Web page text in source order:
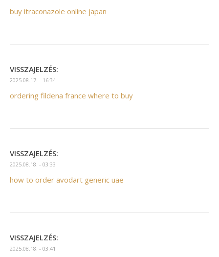
buy itraconazole online japan
VISSZAJELZÉS:
2025.08.17. - 16:34
ordering fildena france where to buy
VISSZAJELZÉS:
2025.08.18. - 03:33
how to order avodart generic uae
VISSZAJELZÉS:
2025.08.18. - 03:41